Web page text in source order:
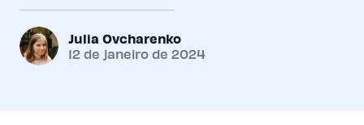
Julia Ovcharenko
12 de janeiro de 2024